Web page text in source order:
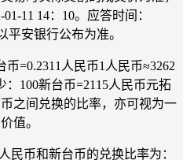
11 14：10。应答时间：
平安银行公布为准。
=0.2311人民币1人民币≈3262
100新台币=2115人民币元拓
之间兑换的比率，亦可视为一
值。
民币和新台币的兑换比率为：